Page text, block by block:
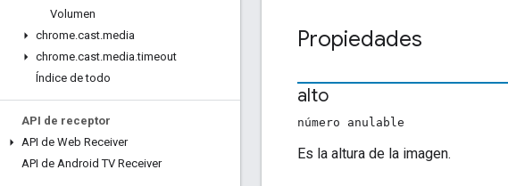
Volumen
chrome.cast.media
chrome.cast.media.timeout
Índice de todo
API de receptor
API de Web Receiver
API de Android TV Receiver
Propiedades
alto
número anulable
Es la altura de la imagen.